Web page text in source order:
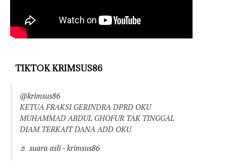
TIKTOK KRIMSUS86
@krimsus86
KETUA FRAKSI GERINDRA DPRD OKU
MUHAMMAD ABDUL GHOFUR TAK TINGGAL
DIAM TERKAIT DANA ADD OKU
♬ suara asli - krimsus86